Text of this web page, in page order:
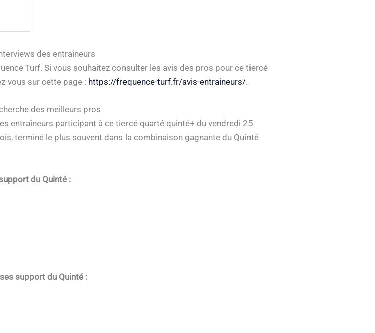
des entraîneurs
Turf. Si vous souhaitez consulter les avis des pros pour ce tiercé
vous sur cette page : https://frequence-turf.fr/avis-entraineurs/.
des meilleurs pros
entraîneurs participant à ce tiercé quarté quinté+ du vendredi 25
terminé le plus souvent dans la combinaison gagnante du Quinté
du Quinté :
support du Quinté :